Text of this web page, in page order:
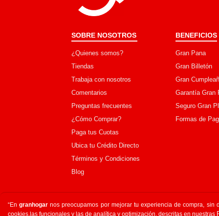
“Engranhogar nos preocupamos por mejorar tu experiencia de compra,
cookies,las funcionales y las de analítica y optimización, descritas en nuestras
SOBRE NOSOTROS
¿Quienes somos?
Tiendas
Trabaja con nosotros
Comentarios
Preguntas frecuentes
¿Cómo Comprar?
Paga tus Cuotas
Ubica tu Crédito Directo
Términos y Condiciones
Blog
BENEFICIOS
Gran Pana
Gran Billetón
Gran
Garantía Gran
Seguro Gran
Formas de